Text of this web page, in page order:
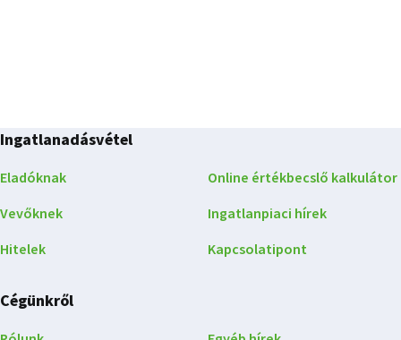
Ingatlanadásvétel
Eladóknak
Vevőknek
Hitelek
Online értékbecslő kalkulátor
Ingatlanpiaci hírek
Kapcsolatipont
Cégünkről